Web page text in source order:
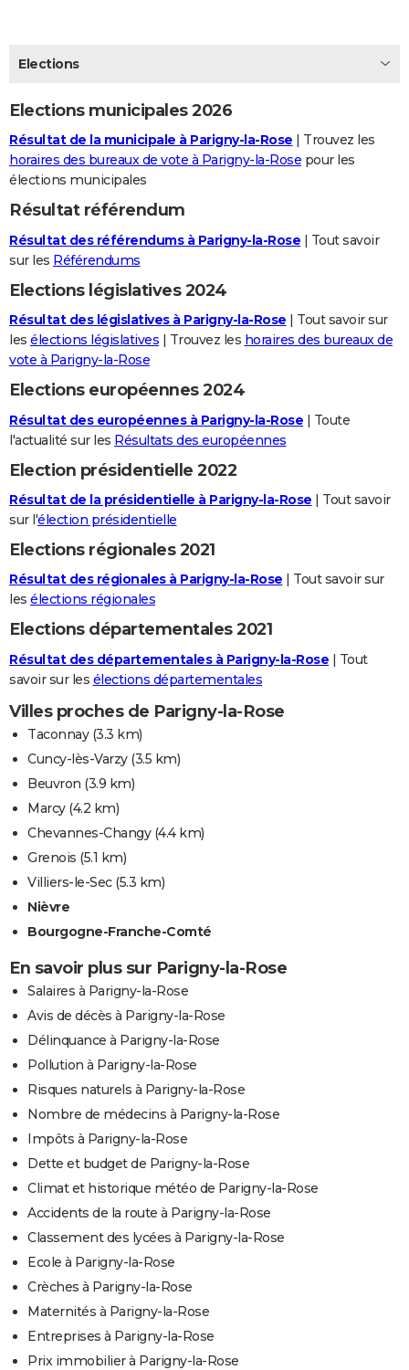
GUIDES D'ACHAT
CARTE DE VOEUX
Carte de Noël
Carte Bonne année
Carte Saint-Valentin
Carte Pâques
Carte d'anniversaire
DICTIONNAIRE
Dictionnaire
Biographies
Citations
Expressions
Proverbes
PROGRAMME TV
COPAINS D'AVANT
AVIS DE DÉCÈS
FORUM
Bricolage
Lifestyle
Culture
Sport
Auto
Television
Voyage
Cinema
Elections
Elections municipales 2026
Résultat de la municipale à Parigny-la-Rose | Trouvez les
horaires des bureaux de vote à Parigny-la-Rose pour les
élections municipales
Résultat référendum
Résultat des référendums à Parigny-la-Rose | Tout savoir
sur les Référendums
Elections législatives 2024
Résultat des législatives à Parigny-la-Rose | Tout savoir sur
les élections législatives | Trouvez les horaires des bureaux de
vote à Parigny-la-Rose
Elections européennes 2024
Résultat des européennes à Parigny-la-Rose | Toute
l'actualité sur les Résultats des européennes
Election présidentielle 2022
Résultat de la présidentielle à Parigny-la-Rose | Tout savoir
sur l'élection présidentielle
Elections régionales 2021
Résultat des régionales à Parigny-la-Rose | Tout savoir sur
les élections régionales
Elections départementales 2021
Résultat des départementales à Parigny-la-Rose | Tout
savoir sur les élections départementales
Villes proches de Parigny-la-Rose
Taconnay(3.3 km)
Cuncy-lès-Varzy(3.5 km)
Beuvron (3.9 km)
Marcy(4.2 km)
Chevannes-Changy(4.4 km)
Grenois (5.1 km)
Villiers-le-Sec(5.3 km)
Nièvre
Bourgogne-Franche-Comté
En savoir plus sur Parigny-la-Rose
Salaires à Parigny-la-Rose
Avis de décès à Parigny-la-Rose
Délinquance à Parigny-la-Rose
Pollution à Parigny-la-Rose
Risques naturels à Parigny-la-Rose
Nombre de médecins à Parigny-la-Rose
Impôts à Parigny-la-Rose
Dette et budget de Parigny-la-Rose
Climat et historique météo de Parigny-la-Rose
Accidents de la route à Parigny-la-Rose
Classement des lycées à Parigny-la-Rose
Ecole à Parigny-la-Rose
Crèches à Parigny-la-Rose
Maternités à Parigny-la-Rose
Entreprises à Parigny-la-Rose
Prix immobilier à Parigny-la-Rose